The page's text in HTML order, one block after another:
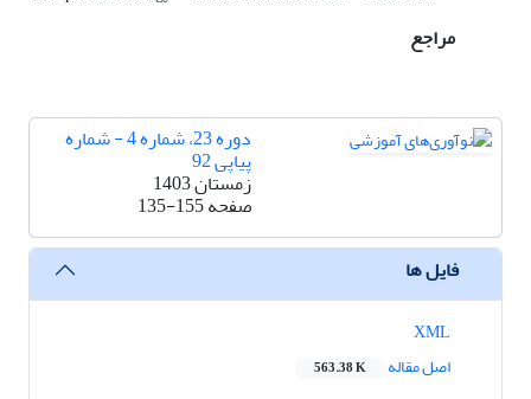
مراجع
دوره 23، شماره 4 - شماره
پیاپی 92
زمستان 1403
صفحه135-155
فایل ها
اصل مقاله
563.38 K